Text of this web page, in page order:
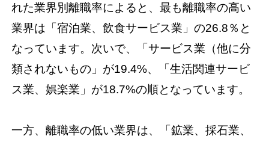
れた業界別離職率によると、最も離職率の高い
業界は「宿泊業、飲食サービス業」の26.8％と
なっています。次いで、「サービス業（他に分
類されないもの」が19.4%、「生活関連サービ
ス業、娯楽業」が18.7%の順となっています。
一方、離職率の低い業界は、「鉱業、採石業、